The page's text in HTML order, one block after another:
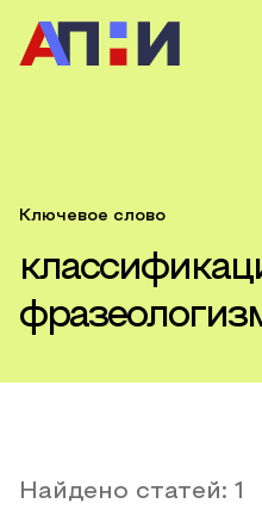
Ключевое слово
Найдено статей: 1